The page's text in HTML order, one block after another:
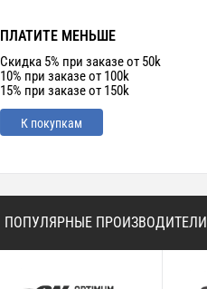
ПЛАТИТЕ МЕНЬШЕ
Скидка 5% при заказе от 50k
10% при заказе от 100k
15% при заказе от 150k
К покупкам
ПОПУЛЯРНЫЕ ПРОИЗВОДИТЕЛИ